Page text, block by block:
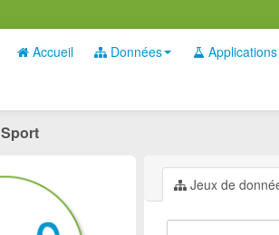
Accueil Données Applications
Sport
Jeux de